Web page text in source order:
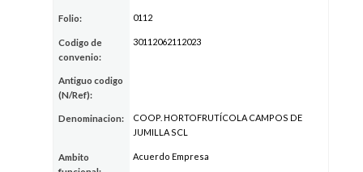
Folio: 0112
Codigo de
convenio:
30112062112023
Antiguo codigo
(N/Ref):
Denominacion:
COOP. HORTOFRUTÍCOLA CAMPOS DE
JUMILLA SCL
Ambito
Acuerdo Empresa